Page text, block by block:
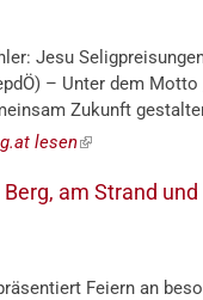
Jesu
– Unter dem Motto
Zukunft
lesen(externer
am Strand
Feiern an